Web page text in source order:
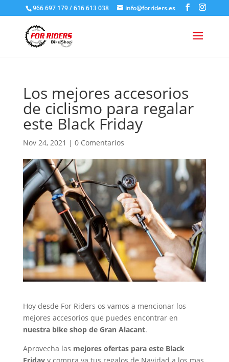
966 697 179 / 616 613 038 info@forriders.es
Los mejores accesorios
de ciclismo para regalar
este Black Friday
Nov 24, 2021 | 0 Comentarios
Hoy desde For Riders os vamos a mencionar los
mejores accesorios que puedes encontrar en
nuestra bike shop de Gran Alacant.
Aprovecha las mejores ofertas para este Black